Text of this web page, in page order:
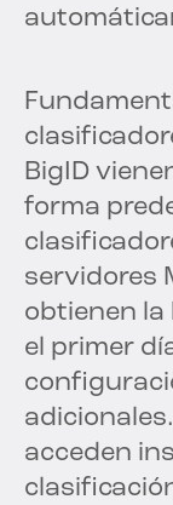
BigID
forma
servidores
obtienen la
el primer
acceden